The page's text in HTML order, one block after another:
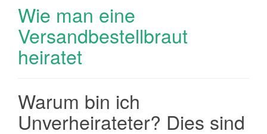
Wie man eine
Versandbestellbraut
heiratet
Warum bin ich
Unverheirateter? Dies sind